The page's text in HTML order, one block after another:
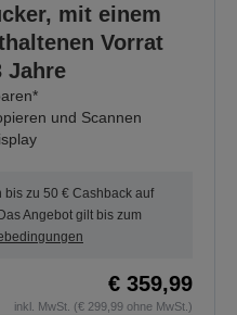
mit einem
Vorrat
Jahre
und Scannen
zu 50 € Cashback auf
Angebot gilt bis zum
€ 359,99
inkl. MwSt. (€ 299,99 ohne MwSt.)